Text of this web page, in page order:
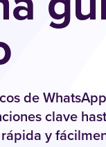
de
clave
y